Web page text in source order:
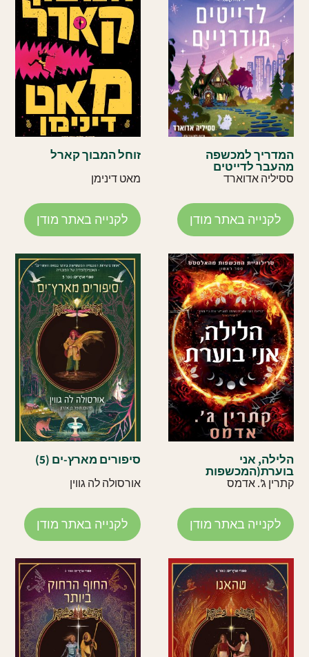
המדריך למכשפה
מהעבר לדייטים
מודרניים
ססיליה אדוארד
לקנייה באתר מודן
זוחל המבוך קארל
מאט דינימן
לקנייה באתר מודן
הלילה, אני
בוערת(המכשפות
מהאלסטט 1)
קתרין ג'. אדמס
לקנייה באתר מודן
סיפורים מארץ-ים (5)
אורסולה לה גווין
לקנייה באתר מודן